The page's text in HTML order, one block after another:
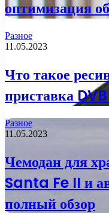
оптимизация
Разное
11.05.2023
Что такое
приставка
Разное
11.05.2023
Чемодан для
Santa Fe II и
полный обзор